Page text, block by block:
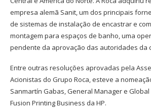
empresa alemã Sanit, um dos principais
de sistemas de instalação de encastrar e
montagem para espaços de banho, uma
pendente da aprovação das autoridades da
Entre outras resoluções aprovadas pela
Acionistas do Grupo Roca, esteve a
Sanmartín Gabas, General Manager e Global
Fusion Printing Business da HP.